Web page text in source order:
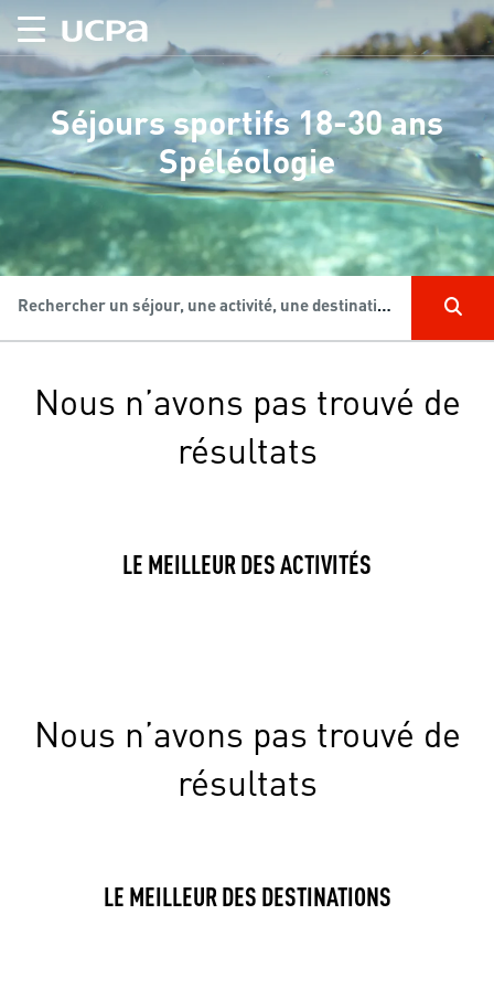
Séjours sportifs 18-30 ans
Spéléologie
Rechercher un séjour, une activité, une destination...
Nous n’avons pas trouvé de
résultats
LE MEILLEUR DES ACTIVITÉS
Nous n’avons pas trouvé de
résultats
LE MEILLEUR DES DESTINATIONS